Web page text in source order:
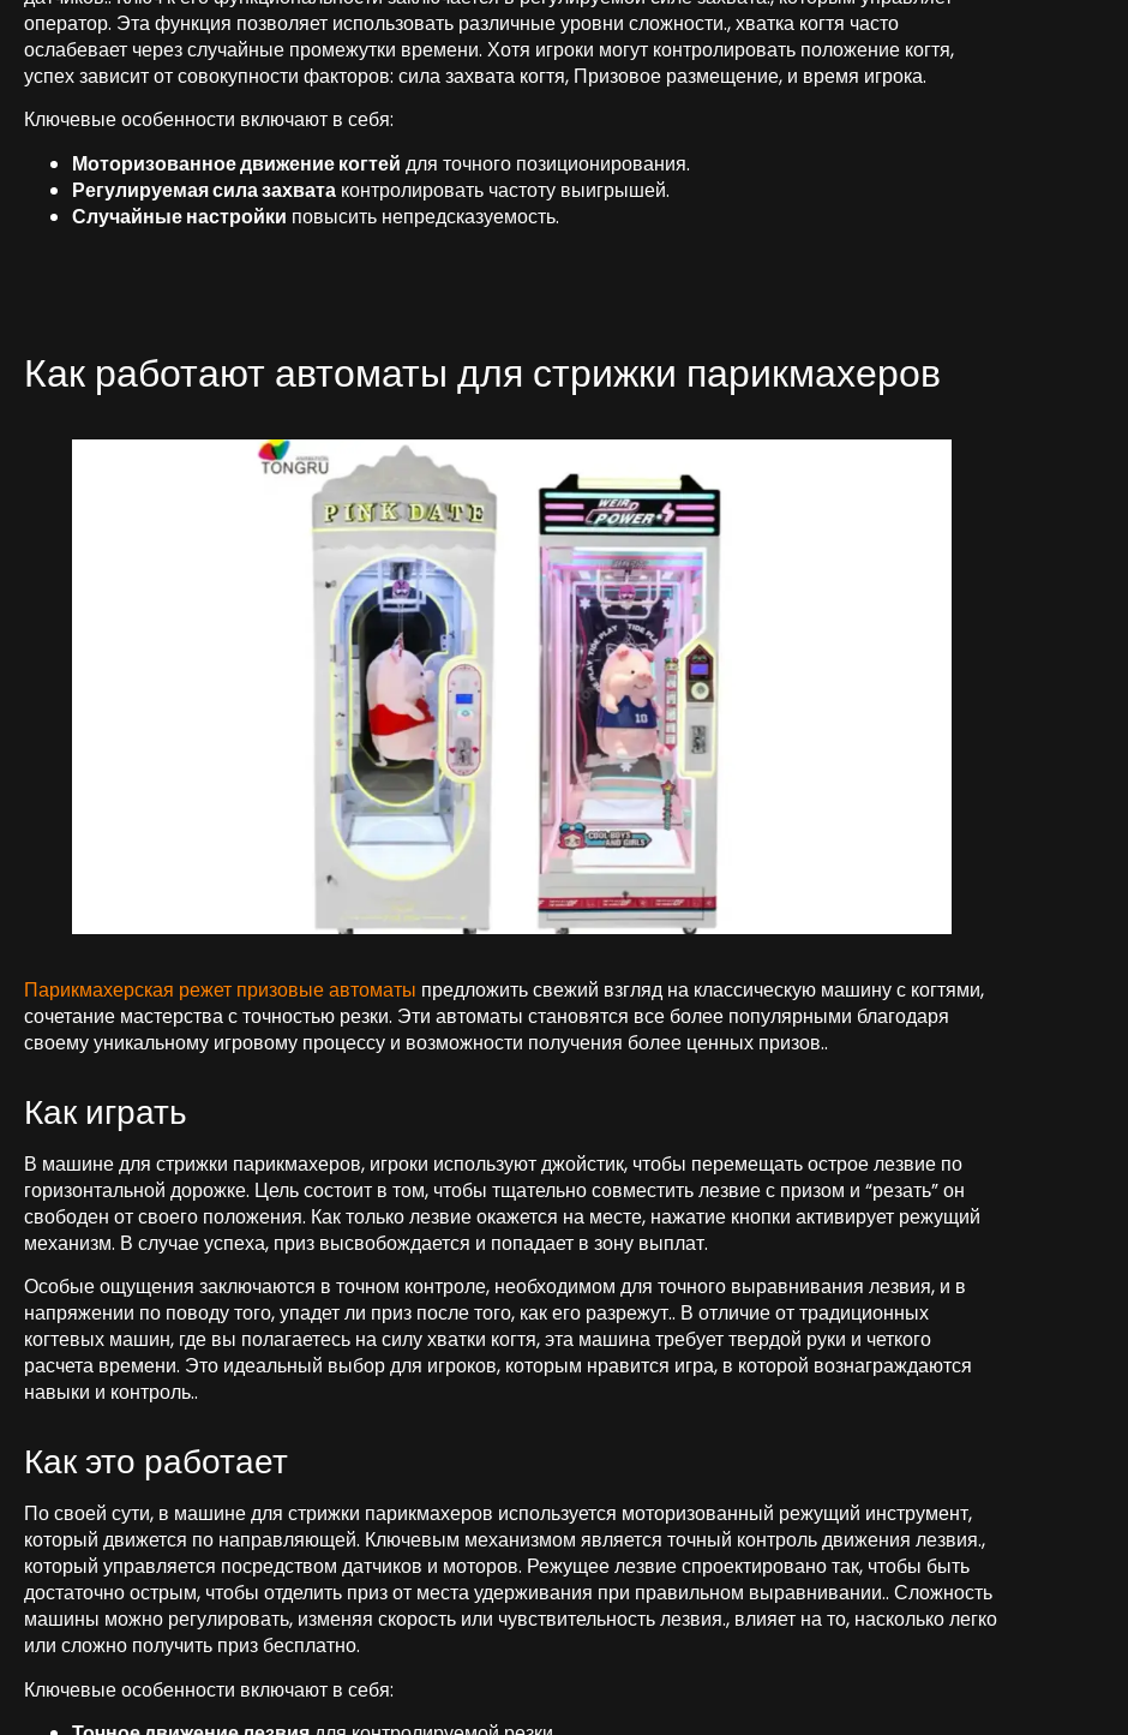
оператор. Эта функция позволяет использовать различные уровни сложности., хватка когтя часто
ослабевает через случайные промежутки времени. Хотя игроки могут контролировать положение когтя,
успех зависит от совокупности факторов: сила захвата когтя, Призовое размещение, и время игрока.
Ключевые особенности включают в себя:
Моторизованное движение когтей для точного позиционирования.
Регулируемая сила захвата контролировать частоту выигрышей.
Случайные настройки повысить непредсказуемость.
Как работают автоматы для стрижки парикмахеров
Парикмахерская режет призовые автоматы предложить свежий взгляд на классическую машину с когтями,
сочетание мастерства с точностью резки. Эти автоматы становятся все более популярными благодаря
своему уникальному игровому процессу и возможности получения более ценных призов..
Как играть
В машине для стрижки парикмахеров, игроки используют джойстик, чтобы перемещать острое лезвие по
горизонтальной дорожке. Цель состоит в том, чтобы тщательно совместить лезвие с призом и “резать” он
свободен от своего положения. Как только лезвие окажется на месте, нажатие кнопки активирует режущий
механизм. В случае успеха, приз высвобождается и попадает в зону выплат.
Особые ощущения заключаются в точном контроле, необходимом для точного выравнивания лезвия, и в
напряжении по поводу того, упадет ли приз после того, как его разрежут.. В отличие от традиционных
когтевых машин, где вы полагаетесь на силу хватки когтя, эта машина требует твердой руки и четкого
расчета времени. Это идеальный выбор для игроков, которым нравится игра, в которой вознаграждаются
навыки и контроль..
Как это работает
По своей сути, в машине для стрижки парикмахеров используется моторизованный режущий инструмент,
который движется по направляющей. Ключевым механизмом является точный контроль движения лезвия.,
который управляется посредством датчиков и моторов. Режущее лезвие спроектировано так, чтобы быть
достаточно острым, чтобы отделить приз от места удерживания при правильном выравнивании.. Сложность
машины можно регулировать, изменяя скорость или чувствительность лезвия., влияет на то, насколько легко
или сложно получить приз бесплатно.
Ключевые особенности включают в себя: